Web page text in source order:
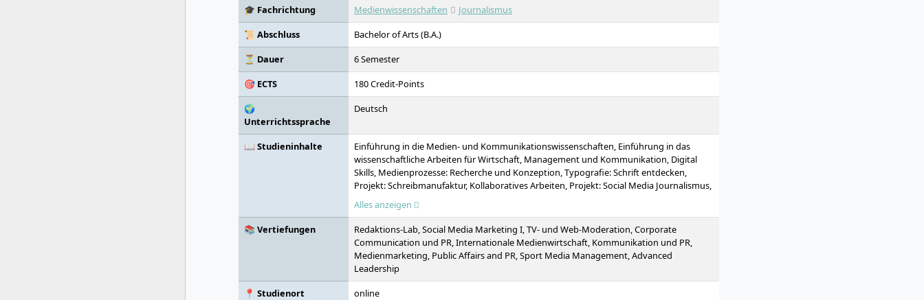
🎓 Fachrichtung
Medienwissenschaften
Journalismus
📜 Abschluss
Bachelor of Arts (B.A.)
⏳ Dauer
6 Semester
🎯 ECTS
180 Credit-Points
🌍
Unterrichtssprache
Deutsch
📖 Studieninhalte
Einführung in die Medien- und Kommunikationswissenschaften, Einführung in das
wissenschaftliche Arbeiten für Wirtschaft, Management und Kommunikation, Digital
Skills, Medienprozesse: Recherche und Konzeption, Typografie: Schrift entdecken,
Projekt: Schreibmanufaktur, Kollaboratives Arbeiten, Projekt: Social Media Journalismus,
Geschichte und Ethik der Medien, Medienpsychologie, Printproduktion, Projekt:
Printmedien, Medienökonomie, Marktforschung, Storytelling, Projekt: Format-Lab,
Grundlagen audio-visuelle Medien, Projekt: Audio-visuelle Medien, Medienrecht,
Interkulturelle und ethische Handlungskompetenzen, Internationalisierung in
Journalismus und Medienmanagement, Mobile Medien, Content Management
Systeme, Projekt: Online und Crossmedia Journalismus, Seminar: Aktuelle Trends im
Journalismus, Digitales Redaktionsmanagement, Projekt: Professionelles Texten,
Augmented, Mixed und Virtual Reality, Wahlpflichtmodule, Bachelorarbeit
Alles anzeigen
📚 Vertiefungen
Redaktions-Lab, Social Media Marketing I, TV- und Web-Moderation, Corporate
Communication und PR, Internationale Medienwirtschaft, Kommunikation und PR,
Medienmarketing, Public Affairs and PR, Sport Media Management, Advanced
Leadership
📍 Studienort
online